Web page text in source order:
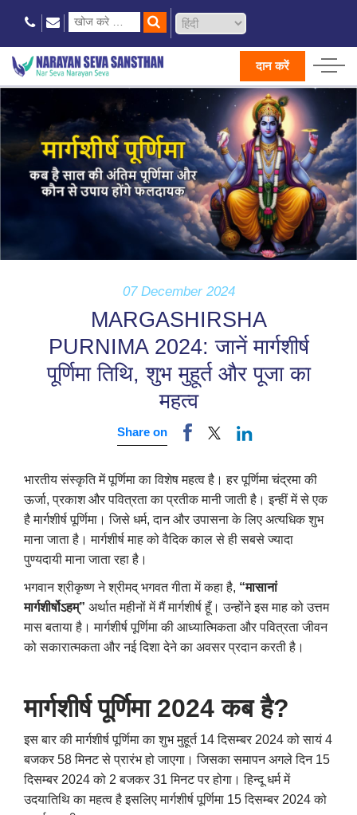
दान करें
07 December 2024
MARGASHIRSHA
PURNIMA 2024: जानें मार्गशीर्ष
पूर्णिमा तिथि, शुभ मुहूर्त और पूजा का
महत्व
Share on
भारतीय संस्कृति में पूर्णिमा का विशेष महत्व है। हर पूर्णिमा चंद्रमा की
ऊर्जा,प्रकाश और पवित्रता का प्रतीक मानी जाती है। इन्हीं में से एक
है मार्गशीर्ष पूर्णिमा। जिसे धर्म,दान और उपासना के लिए अत्यधिक शुभ
माना जाता है। मार्गशीर्ष माह को वैदिक काल से ही सबसे ज्यादा
पुण्यदायी माना जाता रहा है।
भगवान श्रीकृष्ण ने श्रीमद् भगवत गीता में कहा है, “मासानां
मार्गशीर्षोऽहम्” अर्थात महीनों में मैं मार्गशीर्ष हूँ। उन्होंने इस माह को उत्तम
मास बताया है। मार्गशीर्ष पूर्णिमा की आध्यात्मिकता और पवित्रता जीवन
को सकारात्मकता और नई दिशा देने का अवसर प्रदान करती है।
मार्गशीर्ष पूर्णिमा 2024 कब है?
इस बार की मार्गशीर्ष पूर्णिमा का शुभ मुहूर्त 14 दिसम्बर 2024 को सायं 4
बजकर 58 मिनट से प्रारंभ हो जाएगा। जिसका समापन अगले दिन 15
दिसम्बर 2024 को 2 बजकर 31 मिनट पर होगा। हिन्दू धर्म में
उदयातिथि का महत्व है इसलिए मार्गशीर्ष पूर्णिमा 15 दिसम्बर 2024 को